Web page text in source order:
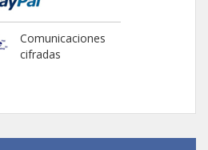
Comunicaciones
cifradas